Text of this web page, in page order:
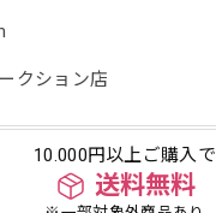
クション店
10.000円以上ご購入で
送料無料